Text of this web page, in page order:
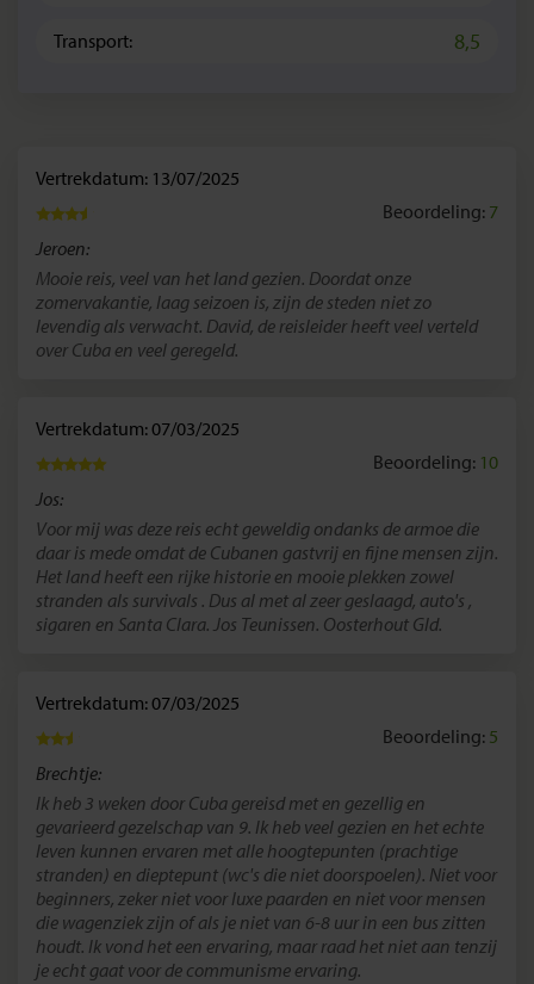
Transport: 8,5
Vertrekdatum: 13/07/2025
Beoordeling: 7
Jeroen:
Mooie reis, veel van het land gezien. Doordat onze
zomervakantie, laag seizoen is, zijn de steden niet zo
levendig als verwacht. David, de reisleider heeft veel verteld
over Cuba en veel geregeld.
Vertrekdatum: 07/03/2025
Beoordeling: 10
Jos:
Voor mij was deze reis echt geweldig ondanks de armoe die
daar is mede omdat de Cubanen gastvrij en fijne mensen zijn.
Het land heeft een rijke historie en mooie plekken zowel
stranden als survivals . Dus al met al zeer geslaagd, auto's ,
sigaren en Santa Clara. Jos Teunissen. Oosterhout Gld.
Vertrekdatum: 07/03/2025
Beoordeling: 5
Brechtje:
Ik heb 3 weken door Cuba gereisd met en gezellig en
gevarieerd gezelschap van 9. Ik heb veel gezien en het echte
leven kunnen ervaren met alle hoogtepunten (prachtige
stranden) en dieptepunt (wc's die niet doorspoelen). Niet voor
beginners, zeker niet voor luxe paarden en niet voor mensen
die wagenziek zijn of als je niet van 6-8 uur in een bus zitten
houdt. Ik vond het een ervaring, maar raad het niet aan tenzij
je echt gaat voor de communisme ervaring.